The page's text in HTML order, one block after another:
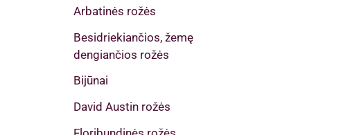
Arbatinės rožės
Besidriekiančios, žemę
dengiančios rožės
Bijūnai
David Austin rožės